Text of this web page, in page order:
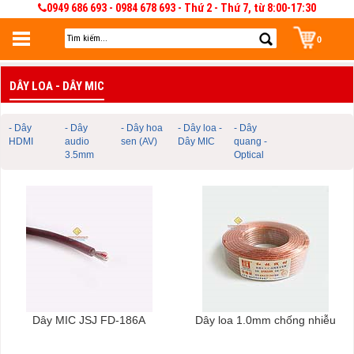
0949 686 693 - 0984 678 693 - Thứ 2 - Thứ 7, từ 8:00-17:30
0
Đăng nhập
Đăng nhập để lưu giỏ hàng 30 ngày. Có thể sửa và quản lý giỏ hàng và đơn
hàng
DÂY LOA - DÂY MIC
- Dây
HDMI
- Dây
audio
3.5mm
- Dây hoa
sen (AV)
- Dây loa -
Dây MIC
- Dây
quang -
Optical
Dây MIC JSJ FD-186A Dây loa 1.0mm chống nhiễu